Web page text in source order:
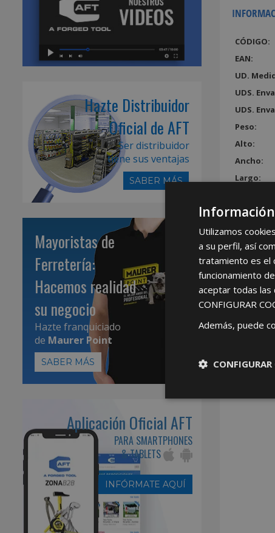
CÓDIGO:
EAN:
UD.
UDS.
UDS.
Peso:
Alto:
Ancho:
Largo:
Hazte Distribuidor
Oficial de AFT
Ser distribuidor
tiene sus ventajas
SABER MÁS
Mayoristas de
Ferretería:
Hacemos realidad
su negocio
Hazte franquiciado
de Maurer Point
SABER MÁS
Aplicación Oficial AFT
PARA SMARTPHONES
& TABLETS
INFÓRMATE AQUÍ
Utilizamos
a su perfil, así
tratamiento es el
funcionamiento
aceptar todas las
CONFIGURAR
Además, puede
CONFIGURAR